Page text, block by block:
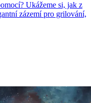
Ukážeme si, jak z
zázemí pro grilování,